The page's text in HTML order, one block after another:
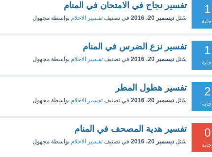
1
إجابة
تفسير نجاح في الامتحان في المنام
سُئل ديسمبر 20، 2016 في تصنيف تفسير الاحلام بواسطة مجهول
1
إجابة
تفسير نزع الضرس في المنام
سُئل ديسمبر 20، 2016 في تصنيف تفسير الاحلام بواسطة مجهول
2
إجابة
تفسير هطول المطر
سُئل ديسمبر 20، 2016 في تصنيف تفسير الاحلام بواسطة مجهول
0
إجابة
تفسير هدية المصحف في المنام
سُئل ديسمبر 20، 2016 في تصنيف تفسير الاحلام بواسطة مجهول